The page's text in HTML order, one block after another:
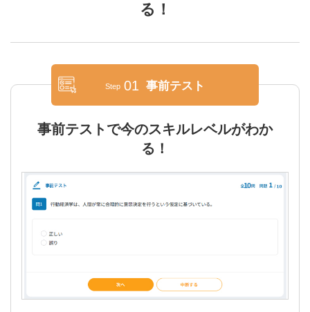
る！
Step 01 事前テスト
事前テストで今のスキルレベルがわか
る！